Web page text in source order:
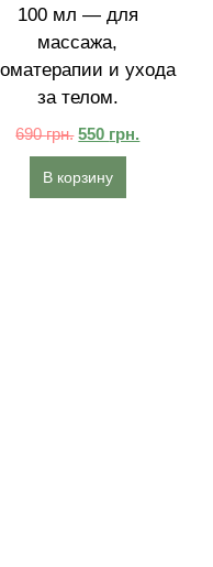
100 мл — для
массажа,
и ухода
за телом.
690грн. 550 грн.
В корзину